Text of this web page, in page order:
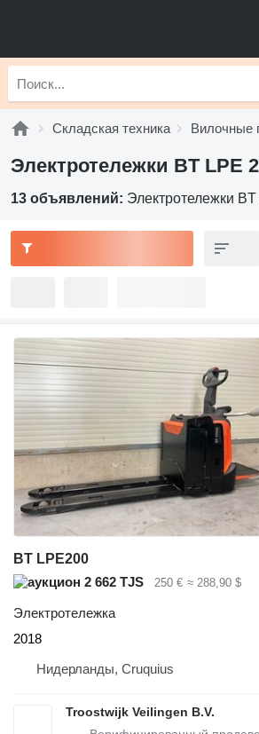
Складская техника Вилочные
Электротележки BT LPE
13 объявлений: Электротележки
BT LPE200
2 662 TJS
250 € ≈ 288,90 $
Электротележка
2018
Нидерланды, Cruquius
Troostwijk Veilingen B.V.